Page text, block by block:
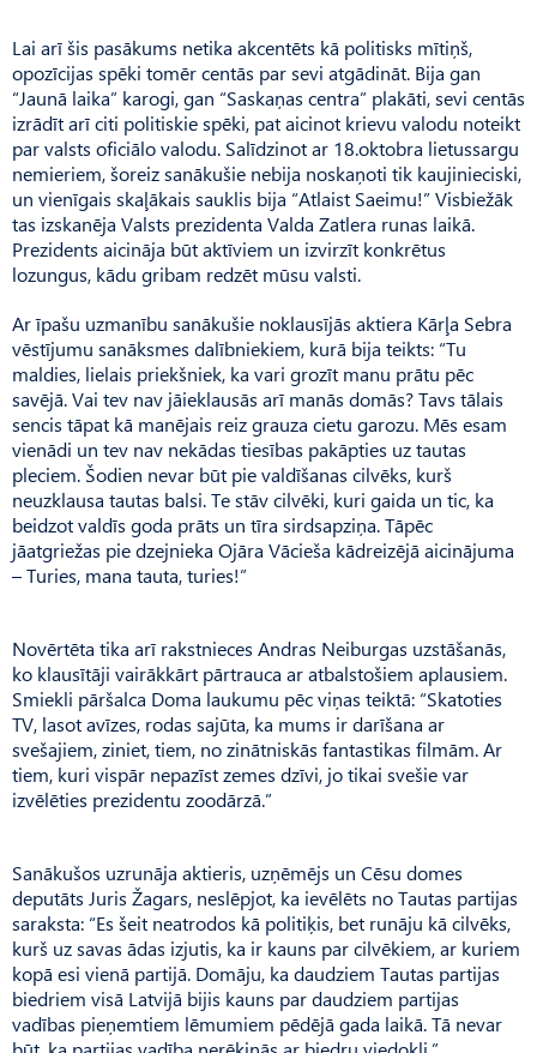
Lai arī šis pasākums netika akcentēts kā politisks mītiņš,
opozīcijas spēki tomēr centās par sevi atgādināt. Bija gan
“Jaunā laika” karogi, gan “Saskaņas centra” plakāti, sevi centās
izrādīt arī citi politiskie spēki, pat aicinot krievu valodu noteikt
par valsts oficiālo valodu. Salīdzinot ar 18.oktobra lietussargu
nemieriem, šoreiz sanākušie nebija noskaņoti tik kaujinieciski,
un vienīgais skaļākais sauklis bija “Atlaist Saeimu!” Visbiežāk
tas izskanēja Valsts prezidenta Valda Zatlera runas laikā.
Prezidents aicināja būt aktīviem un izvirzīt konkrētus
lozungus, kādu gribam redzēt mūsu valsti.
Ar īpašu uzmanību sanākušie noklausījās aktiera Kārļa Sebra
vēstījumu sanāksmes dalībniekiem, kurā bija teikts: “Tu
maldies, lielais priekšniek, ka vari grozīt manu prātu pēc
savējā. Vai tev nav jāieklausās arī manās domās? Tavs tālais
sencis tāpat kā manējais reiz grauza cietu garozu. Mēs esam
vienādi un tev nav nekādas tiesības pakāpties uz tautas
pleciem. Šodien nevar būt pie valdīšanas cilvēks, kurš
neuzklausa tautas balsi. Te stāv cilvēki, kuri gaida un tic, ka
beidzot valdīs goda prāts un tīra sirdsapziņa. Tāpēc
jāatgriežas pie dzejnieka Ojāra Vācieša kādreizējā aicinājuma
– Turies, mana tauta, turies!”
Novērtēta tika arī rakstnieces Andras Neiburgas uzstāšanās,
ko klausītāji vairākkārt pārtrauca ar atbalstošiem aplausiem.
Smiekli pāršalca Doma laukumu pēc viņas teiktā: “Skatoties
TV, lasot avīzes, rodas sajūta, ka mums ir darīšana ar
svešajiem, ziniet, tiem, no zinātniskās fantastikas filmām. Ar
tiem, kuri vispār nepazīst zemes dzīvi, jo tikai svešie var
izvēlēties prezidentu zoodārzā.”
Sanākušos uzrunāja aktieris, uzņēmējs un Cēsu domes
deputāts Juris Žagars, neslēpjot, ka ievēlēts no Tautas partijas
saraksta: “Es šeit neatrodos kā politiķis, bet runāju kā cilvēks,
kurš uz savas ādas izjutis, ka ir kauns par cilvēkiem, ar kuriem
kopā esi vienā partijā. Domāju, ka daudziem Tautas partijas
biedriem visā Latvijā bijis kauns par daudziem partijas
vadības pieņemtiem lēmumiem pēdējā gada laikā. Tā nevar